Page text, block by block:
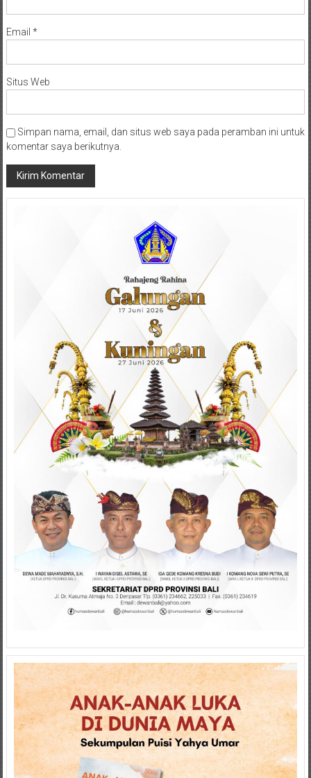
Email *
Situs Web
Simpan nama, email, dan situs web saya pada peramban ini untuk
komentar saya berikutnya.